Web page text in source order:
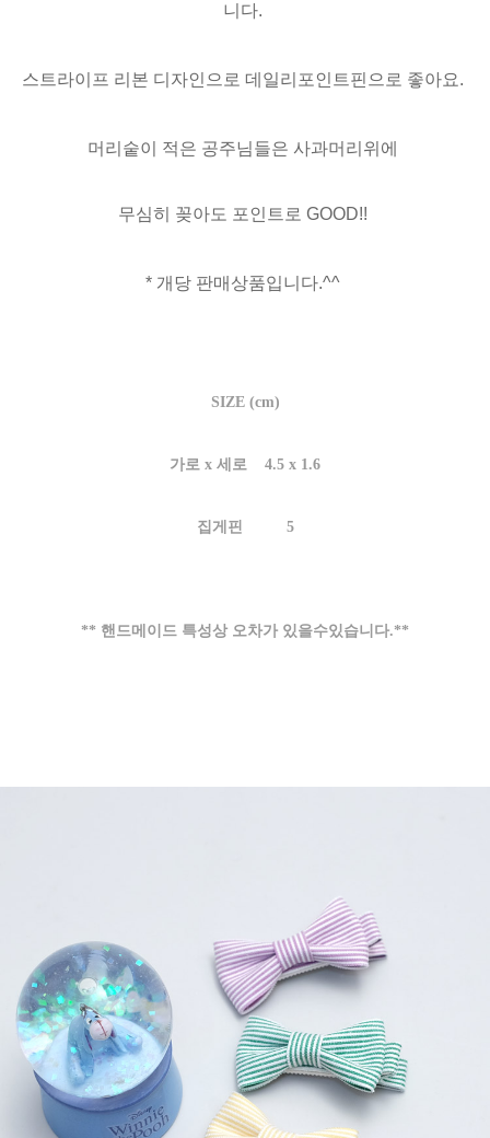
니다.
스트라이프 리본 디자인으로 데일리포인트핀으로 좋아요.
머리숱이 적은 공주님들은 사과머리위에
무심히 꽂아도 포인트로 GOOD!!
* 개당 판매상품입니다.^^
SIZE (cm)
가로 x 세로 4.5 x 1.6
집게핀 5
** 핸드메이드 특성상 오차가 있을수있습니다.**